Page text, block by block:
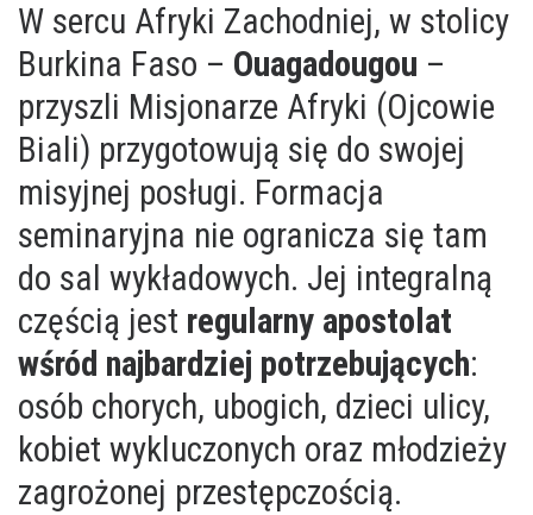
W sercu Afryki Zachodniej, w stolicy
Burkina Faso – Ouagadougou –
przyszli Misjonarze Afryki (Ojcowie
Biali) przygotowują się do swojej
misyjnej posługi. Formacja
seminaryjna nie ogranicza się tam
do sal wykładowych. Jej integralną
częścią jest regularny apostolat
wśród najbardziej potrzebujących:
osób chorych, ubogich, dzieci ulicy,
kobiet wykluczonych oraz młodzieży
zagrożonej przestępczością.